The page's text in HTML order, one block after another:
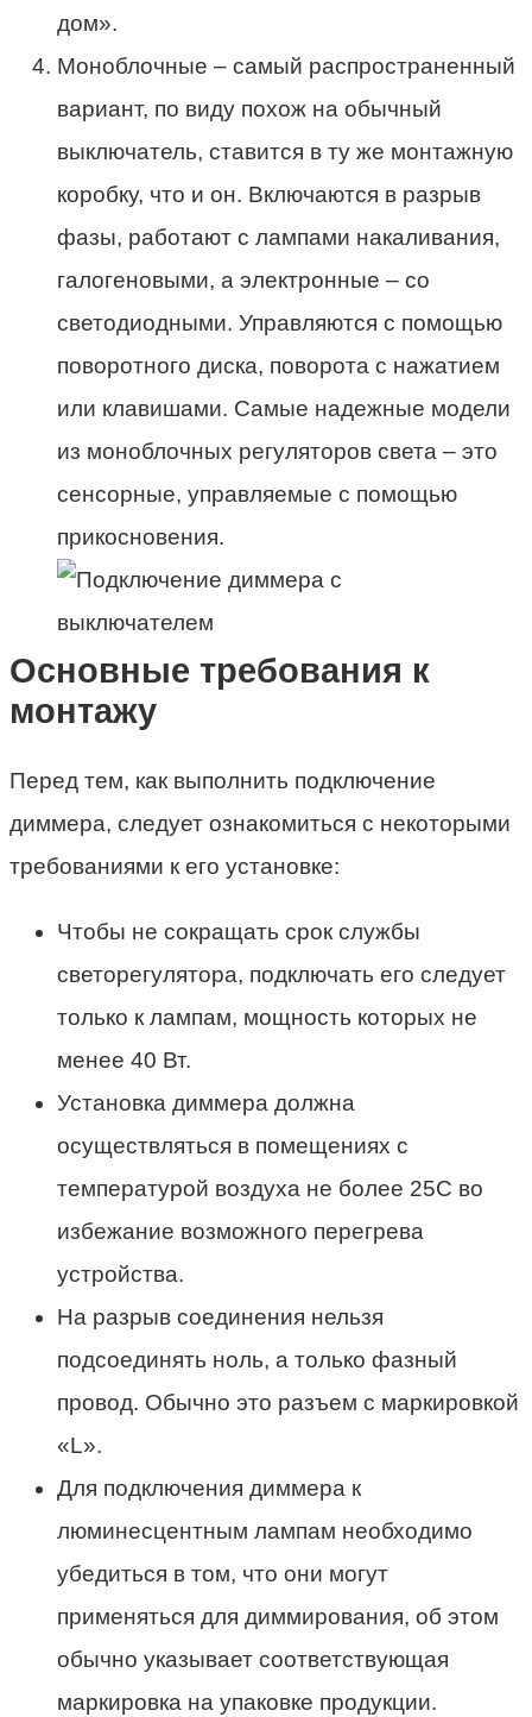
дом».
Моноблочные – самый распространенный
вариант, по виду похож на обычный
выключатель, ставится в ту же монтажную
коробку, что и он. Включаются в разрыв
фазы, работают с лампами накаливания,
галогеновыми, а электронные – со
светодиодными. Управляются с помощью
поворотного диска, поворота с нажатием
или клавишами. Самые надежные модели
из моноблочных регуляторов света – это
сенсорные, управляемые с помощью
прикосновения.
Основные требования к
монтажу
Перед тем, как выполнить подключение
диммера, следует ознакомиться с некоторыми
требованиями к его установке:
Чтобы не сокращать срок службы
светорегулятора, подключать его следует
только к лампам, мощность которых не
менее 40 Вт.
Установка диммера должна
осуществляться в помещениях с
температурой воздуха не более 25С во
избежание возможного перегрева
устройства.
На разрыв соединения нельзя
подсоединять ноль, а только фазный
провод. Обычно это разъем с маркировкой
«L».
Для подключения диммера к
люминесцентным лампам необходимо
убедиться в том, что они могут
применяться для диммирования, об этом
обычно указывает соответствующая
маркировка на упаковке продукции.